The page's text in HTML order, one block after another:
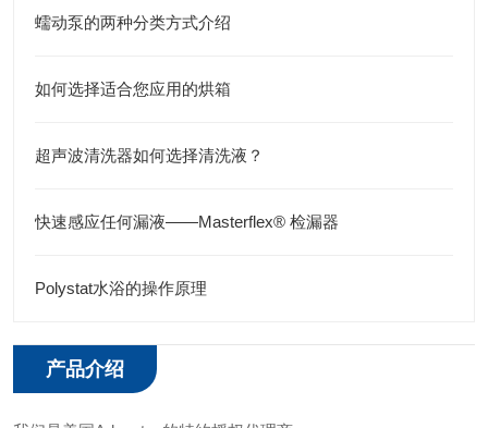
蠕动泵的两种分类方式介绍
如何选择适合您应用的烘箱
超声波清洗器如何选择清洗液？
快速感应任何漏液——Masterflex® 检漏器
Polystat水浴的操作原理
产品介绍